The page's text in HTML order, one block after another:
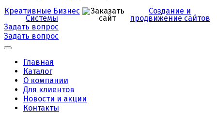
Креативные Бизнес
Системы
Создание и
продвижение сайтов
Задать вопрос
Задать вопрос
Главная
Каталог
О компании
Для клиентов
Новости и акции
Контакты